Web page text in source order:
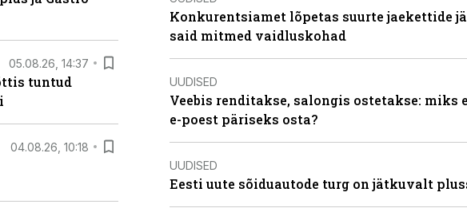
05.08.26, 14:37
tuntud
04.08.26, 10:18
Konkurentsiamet lõpetas suurte jaekettide
said mitmed vaidluskohad
UUDISED
Veebis renditakse, salongis ostetakse: miks
e-poest päriseks osta?
UUDISED
Eesti uute sõiduautode turg on jätkuvalt